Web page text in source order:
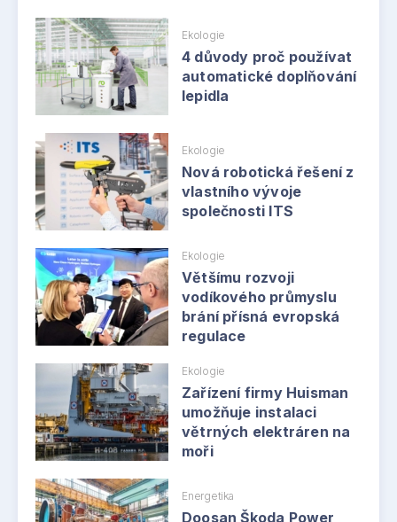
Ekologie
4 důvody proč používat
automatické doplňování
lepidla
Ekologie
Nová robotická řešení z
vlastního vývoje
společnosti ITS
Ekologie
Většímu rozvoji
vodíkového průmyslu
brání přísná evropská
regulace
Ekologie
Zařízení firmy Huisman
umožňuje instalaci
větrných elektráren na
moři
Energetika
Doosan Škoda Power